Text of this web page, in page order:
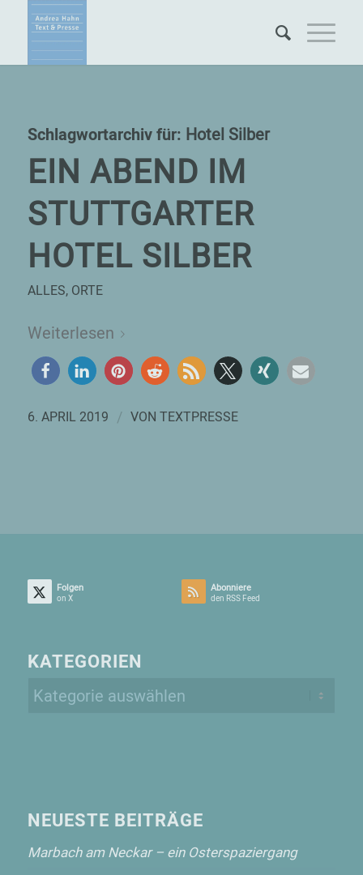
Schlagwortarchiv für: Hotel Silber
EIN ABEND IM
STUTTGARTER
HOTEL SILBER
ALLES, ORTE
Weiterlesen
6. APRIL 2019 / VON TEXTPRESSE
Folgen
on X
Abonniere
den RSS Feed
KATEGORIEN
Kategorien
NEUESTE BEITRÄGE
Marbach am Neckar – ein Osterspaziergang